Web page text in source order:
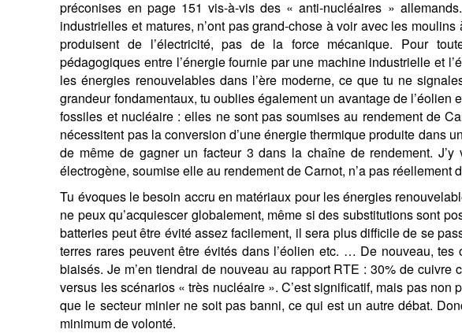
préconises en page 151 vis-à-vis des « anti-nucléaires »
industrielles et matures, n’ont pas grand-chose à voir avec les
produisent de l’électricité, pas de la force mécanique. Pour
pédagogiques entre l’énergie fournie par une machine industrielle et
les énergies renouvelables dans l’ère moderne, ce que tu ne
grandeur fondamentaux, tu oublies également un avantage de
fossiles et nucléaire : elles ne sont pas soumises au rendement de
nécessitent pas la conversion d’une énergie thermique produite dans
de même de gagner un facteur 3 dans la chaîne de rendement.
électrogène, soumise elle au rendement de Carnot, n’a pas réellement
Tu évoques le besoin accru en matériaux pour les énergies
ne peux qu’acquiescer globalement, même si des substitutions sont
batteries peut être évité assez facilement, il sera plus difficile de se
terres rares peuvent être évités dans l’éolien etc. … De nouveau,
biaisés. Je m’en tiendrai de nouveau au rapport RTE : 30% de
versus les scénarios « très nucléaire ». C’est significatif, mais pas
que le secteur minier ne soit pas banni, ce qui est un autre débat.
minimum de volonté.